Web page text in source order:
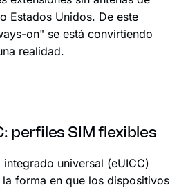
Estados Unidos. De este
on" se está convirtiendo
realidad.
perfiles SIM flexibles
universal (eUICC)
forma en que los dispositivos